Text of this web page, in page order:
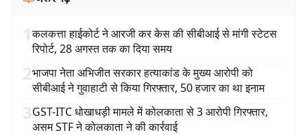
1कलकत्ता हाईकोर्ट ने आरजी कर केस की सीबीआई से मांगी स्टेटस
रिपोर्ट, 28 अगस्त तक का दिया समय
2भाजपा नेता अभिजीत सरकार हत्याकांड के मुख्य आरोपी को
सीबीआई ने गुवाहाटी से किया गिरफ्तार, 50 हजार का था इनाम
3GST-ITC धोखाधड़ी मामले में कोलकाता से 3 आरोपी गिरफ्तार,
असम STF ने कोलकाता ने की कार्रवाई